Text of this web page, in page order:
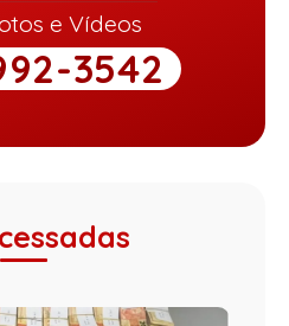
e Vídeos
3542